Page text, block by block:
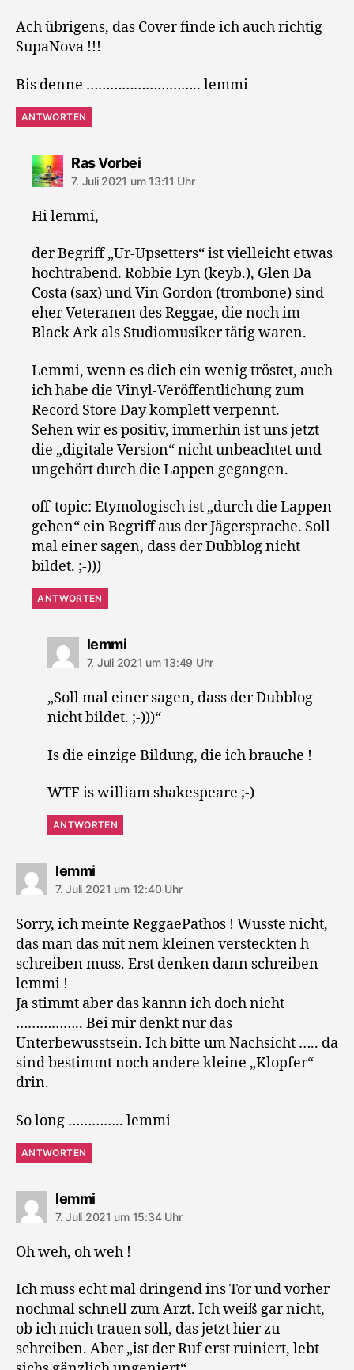
Ach übrigens, das Cover finde ich auch richtig
SupaNova !!!
Bis denne ……………………….. lemmi
ANTWORTEN
Ras Vorbeisagt:
7. Juli 2021 um 13:11 Uhr
Hi lemmi,
der Begriff „Ur-Upsetters“ ist vielleicht etwas
hochtrabend. Robbie Lyn (keyb.), Glen Da
Costa (sax) und Vin Gordon (trombone) sind
eher Veteranen des Reggae, die noch im
Black Ark als Studiomusiker tätig waren.
Lemmi, wenn es dich ein wenig tröstet, auch
ich habe die Vinyl-Veröffentlichung zum
Record Store Day komplett verpennt.
Sehen wir es positiv, immerhin ist uns jetzt
die „digitale Version“ nicht unbeachtet und
ungehört durch die Lappen gegangen.
off-topic: Etymologisch ist „durch die Lappen
gehen“ ein Begriff aus der Jägersprache. Soll
mal einer sagen, dass der Dubblog nicht
bildet. ;-)))
ANTWORTEN
lemmisagt:
7. Juli 2021 um 13:49 Uhr
„Soll mal einer sagen, dass der Dubblog
nicht bildet. ;-)))“
Is die einzige Bildung, die ich brauche !
WTF is william shakespeare ;-)
ANTWORTEN
lemmisagt:
7. Juli 2021 um 12:40 Uhr
Sorry, ich meinte ReggaePathos ! Wusste nicht,
das man das mit nem kleinen versteckten h
schreiben muss. Erst denken dann schreiben
lemmi !
Ja stimmt aber das kannn ich doch nicht
…………….. Bei mir denkt nur das
Unterbewusstsein. Ich bitte um Nachsicht ….. da
sind bestimmt noch andere kleine „Klopfer“
drin.
So long ………….. lemmi
ANTWORTEN
lemmisagt:
7. Juli 2021 um 15:34 Uhr
Oh weh, oh weh !
Ich muss echt mal dringend ins Tor und vorher
nochmal schnell zum Arzt. Ich weiß gar nicht,
ob ich mich trauen soll, das jetzt hier zu
schreiben. Aber „ist der Ruf erst ruiniert, lebt